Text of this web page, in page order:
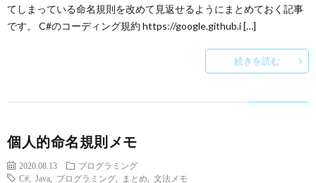
てしまっている命名規則を改めて見返せるようにまとめておく記事
です。 C#のコーディング規約 https://google.github.i […]
続きを読む
個人的命名規則メモ
2020.08.13
プログラミング
C#
Java プログラミング まとめ 文法メモ